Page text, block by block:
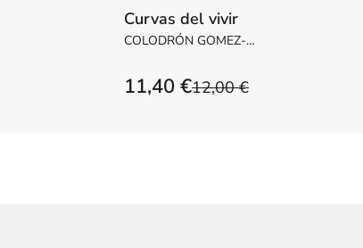
Curvas del vivir
COLODRÓN GOMEZ-
12,00 €
11,40 €